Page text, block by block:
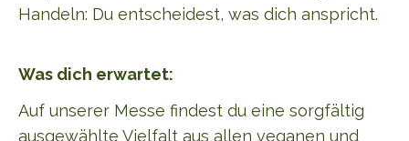
Handeln: Du entscheidest, was dich anspricht.
Was dich erwartet:
Auf unserer Messe findest du eine sorgfältig
ausgewählte Vielfalt aus allen veganen und